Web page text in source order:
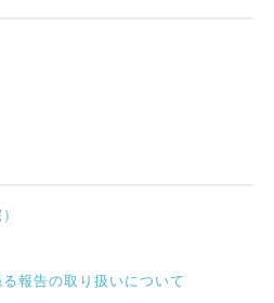
報告の取り扱いについて